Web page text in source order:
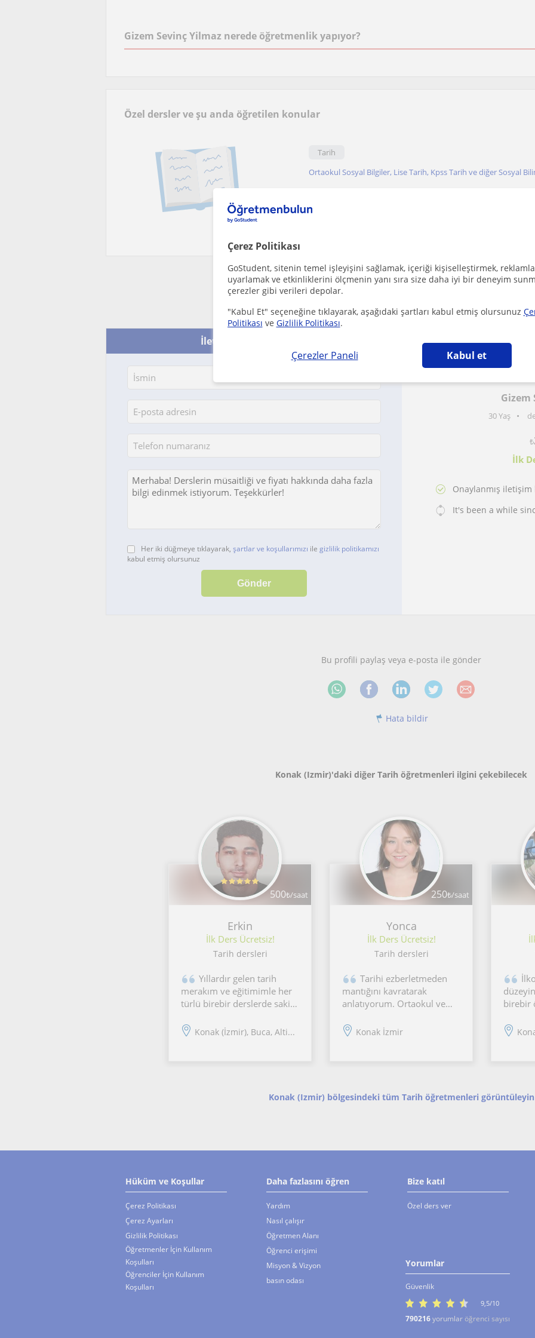
Çerez Politikası
GoStudent, sitenin temel işleyişini sağlamak, içeriği kişiselleştirmek,
uyarlamak ve etkinliklerini ölçmenin yanı sıra size daha iyi bir deneyim
çerezler gibi verileri depolar.
"Kabul Et" seçeneğine tıklayarak, aşağıdaki şartları kabul etmiş olursunuz
Politikası ve Gizlilik Politikası.
Çerezler Paneli Kabul et
Gizem Sevinç Yilmaz nerede öğretmenlik yapıyor?
Özel dersler ve şu anda öğretilen konular
Tarih
Ortaokul Sosyal Bilgiler, Lise Tarih, Kpss Tarih ve diğer Sosyal
İletişime geç - ücretsiz!
Her iki düğmeye tıklayarak, şartlar ve koşullarımızı ile gizlilik politikamızı
kabul etmiş olursunuz
Gizem
30 Yaş ·
₺
İlk
Onaylanmış
It's been a while
Bu profili paylaş veya e-posta ile gönder
Hata bildir
Konak (Izmir)'daki diğer Tarih öğretmenleri ilgini çekebilecek
500₺/saat
Erkin
İlk Ders Ücretsiz!
Tarih dersleri
Yıllardır gelen tarih
merakım ve eğitimimle her
türlü birebir derslerde sakin,
anlatım içeren derslerimle
Konak (İzmir), Buca, Alti...
250₺/saat
Yonca
İlk Ders Ücretsiz!
Tarih dersleri
Tarihi ezberletmeden
mantığını kavratarak
anlatıyorum. Ortaokul ve
uygun özel ders veriyor;
Konak İzmir
birebir
Konak (Izmir) bölgesindeki tüm Tarih öğretmenleri görüntüleyin
Hüküm ve Koşullar
Çerez Politikası
Çerez Ayarları
Gizlilik Politikası
Öğretmenler İçin Kullanım
Koşulları
Öğrenciler İçin Kullanım
Koşulları
Daha fazlasını öğren
Yardım
Nasıl çalışır
Öğretmen Alanı
Öğrenci erişimi
Misyon & Vizyon
basın odası
Bize katıl
Özel ders ver
Yorumlar
Güvenlik
9,5/10
790216yorumlar öğrenci sayısı